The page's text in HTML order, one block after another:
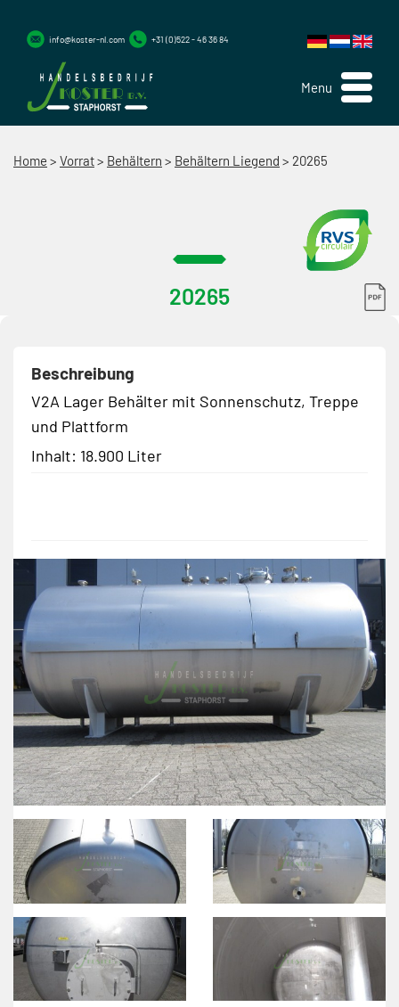
Menu
info@koster-nl.com +31 (0)522 - 46 36 84
Home > Vorrat> Behältern > Behältern Liegend > 20265
20265
Beschreibung
V2A Lager Behälter mit Sonnenschutz, Treppe
und Plattform
Inhalt: 18.900 Liter